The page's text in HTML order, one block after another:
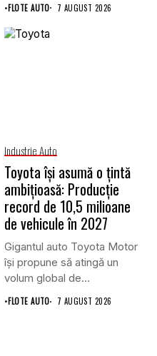
•FLOTE AUTO 7 AUGUST 2026
Industrie Auto
Toyota își asumă o țintă
ambițioasă: Producție
record de 10,5 milioane
de vehicule în 2027
Gigantul auto Toyota Motor
își propune să atingă un
volum global de...
•FLOTE AUTO 7 AUGUST 2026